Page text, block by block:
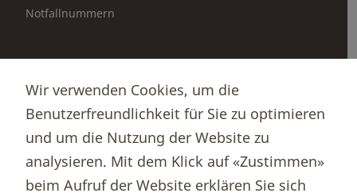
Notfallnummern
Börsenportal Yourmoney
Thurgauer Kantonalbank
Wir verwenden Cookies, um die
Benutzerfreundlichkeit für Sie zu optimieren
und um die Nutzung der Website zu
analysieren. Mit dem Klick auf «Zustimmen»
beim Aufruf der Website erklären Sie sich